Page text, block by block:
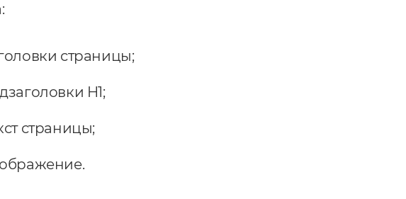
страницы;
H1;
страницы;